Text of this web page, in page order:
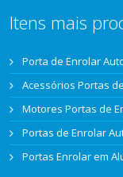
Itens mais
Porta de Enrolar
Acessórios Portas
Motores Portas de
Portas de Enrolar
Portas Enrolar em